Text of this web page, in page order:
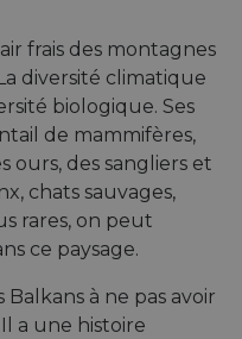
frais des montagnes
diversité climatique
biologique. Ses
de mammifères,
ours, des sangliers et
chats sauvages,
rares, on peut
ce paysage.
Balkans à ne pas avoir
a une histoire